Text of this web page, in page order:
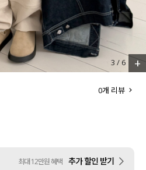
원피스
팬츠
스커트 3 / 6 +
0개 리뷰
최대 12만원 혜택 추가 할인 받기